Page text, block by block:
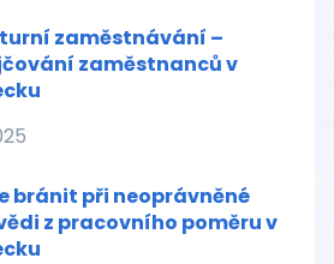
zaměstnávání –
zaměstnanců v
bránit při neoprávněné
z pracovního poměru v